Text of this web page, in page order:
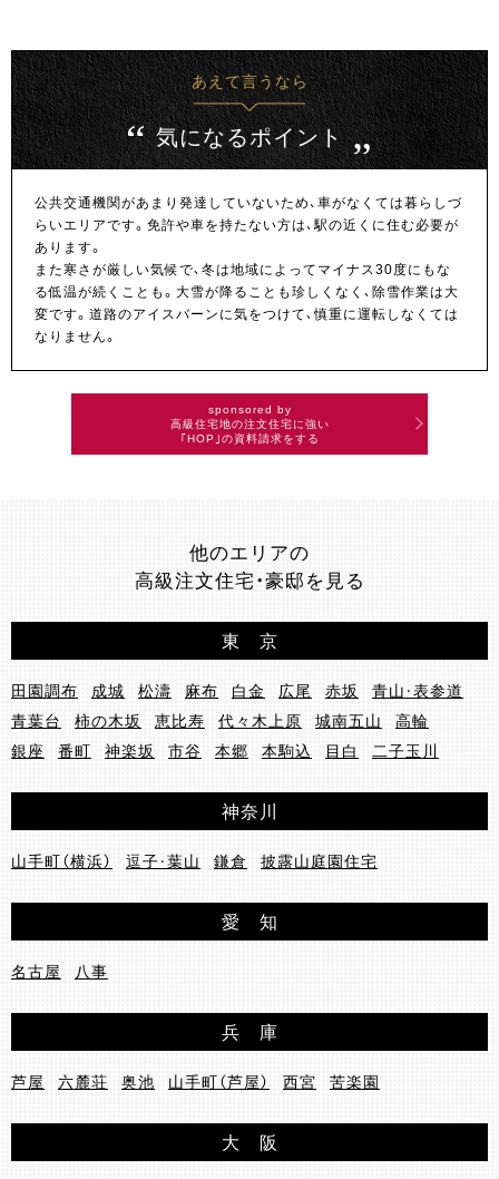
あえて言うなら
気になるポイント
公共交通機関があまり発達していないため、車がなくては暮らしづ
らいエリアです。免許や車を持たない方は、駅の近くに住む必要が
あります。
また寒さが厳しい気候で、冬は地域によってマイナス30度にもな
る低温が続くことも。大雪が降ることも珍しくなく、除雪作業は大
変です。道路のアイスバーンに気をつけて、慎重に運転しなくては
なりません。
sponsored by
高級住宅地の注文住宅に強い
｢HOP｣の資料請求をする
他のエリアの
高級注文住宅・豪邸を見る
東 京
田園調布 成城 松濤 麻布 白金 広尾 赤坂
青山・表参道
青葉台
柿の木坂 恵比寿 代々木上原 城南五山
高輪
銀座
番町 神楽坂 市谷 本郷 本駒込 目白 二子玉川
神奈川
山手町（横浜） 逗子・葉山 鎌倉 披露山庭園住宅
愛 知
名古屋 八事
兵 庫
芦屋 六麓荘 奥池 山手町（芦屋） 西宮 苦楽園
大 阪